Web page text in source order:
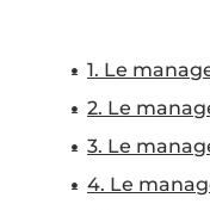
1. Le
2. Le
3. Le
4. Le